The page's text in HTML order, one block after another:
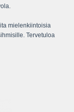
mielenkiintoisia
Tervetuloa